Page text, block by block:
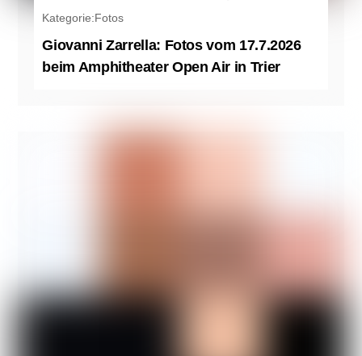
Kategorie:Fotos
Giovanni Zarrella: Fotos vom 17.7.2026
beim Amphitheater Open Air in Trier